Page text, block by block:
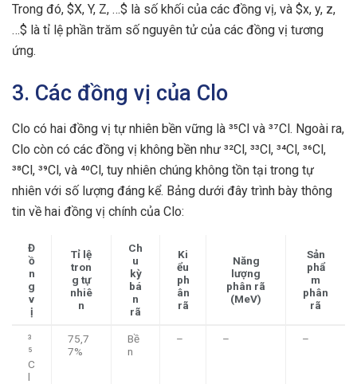
Trong đó, $X, Y, Z, …$ là số khối của các đồng vị, và $x, y, z,
…$ là tỉ lệ phần trăm số nguyên tử của các đồng vị tương
ứng.
3. Các đồng vị của Clo
Clo có hai đồng vị tự nhiên bền vững là ³⁵Cl và ³⁷Cl. Ngoài ra,
Clo còn có các đồng vị không bền như ³²Cl, ³³Cl, ³⁴Cl, ³⁶Cl,
³⁸Cl, ³⁹Cl, và ⁴⁰Cl, tuy nhiên chúng không tồn tại trong tự
nhiên với số lượng đáng kể. Bảng dưới đây trình bày thông
tin về hai đồng vị chính của Clo:
Đ
ồ
n
g
v
ị
Tỉ lệ
tron
g tự
nhiê
n
Ch
u
kỳ
bá
n
rã
Ki
ểu
ph
ân
rã
Năng
lượng
phân rã
(MeV)
Sản
phẩ
m
phân
rã
³
⁵
C
l
75,7
7%
Bề
n
– – –